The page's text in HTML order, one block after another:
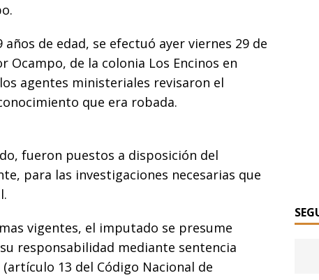
de edad, se efectuó ayer viernes 29 de
Ocampo, de la colonia Los Encinos en
agentes ministeriales revisaron el
que era robada.
fueron puestos a disposición del
para las investigaciones necesarias que
vigentes, el imputado se presume
responsabilidad mediante sentencia
13 del Código Nacional de